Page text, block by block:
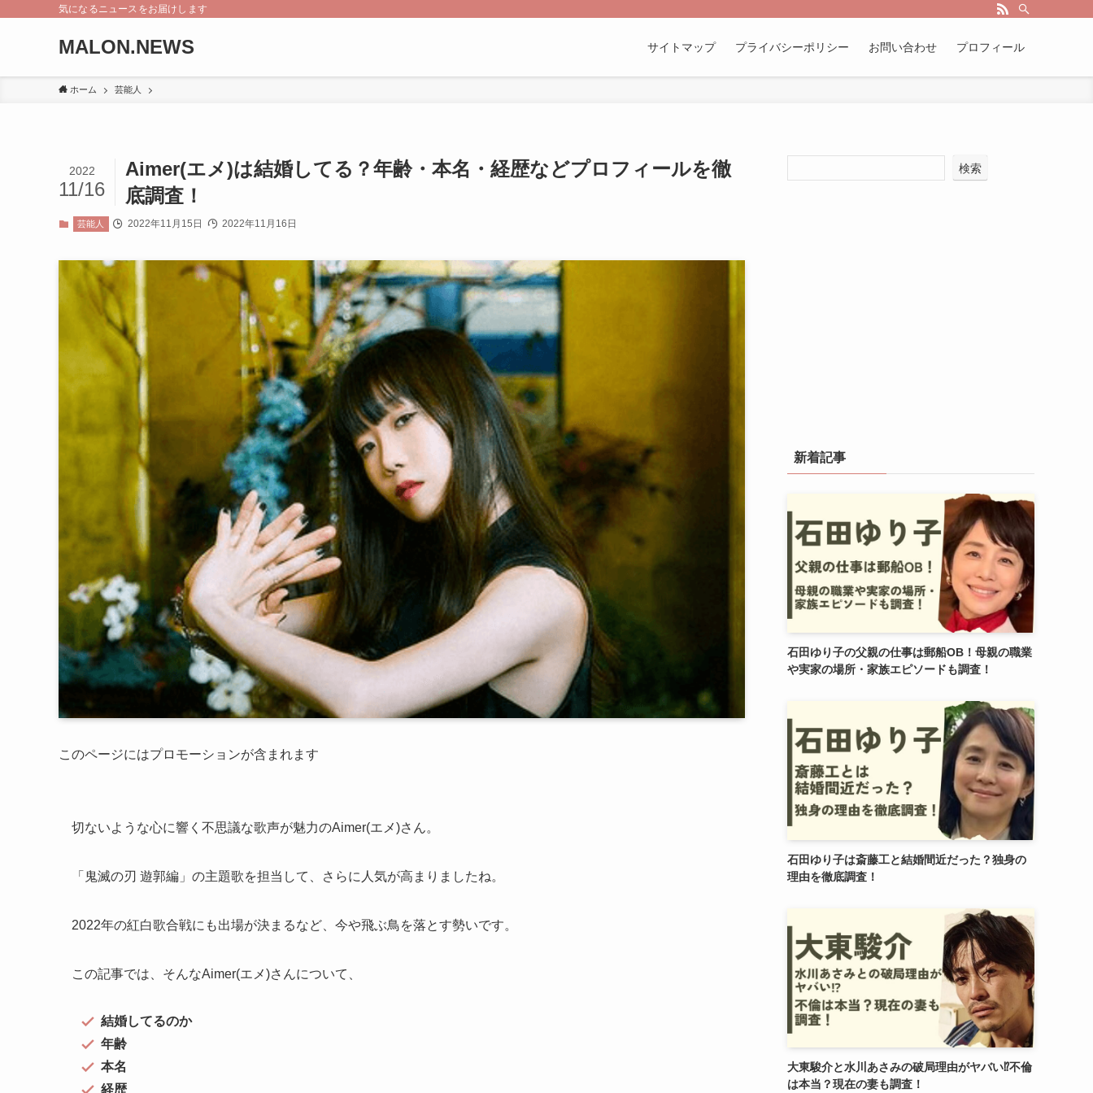
気になるニュースをお届けします
MALON.NEWS サイトマップ プライバシーポリシー お問い合わせ プロフィール
ホーム 芸能人
Aimer(エメ)は結婚してる？年齢・本名・経歴などプロフィールを徹
底調査！
2022
11/16
芸能人 2022年11月15日 2022年11月16日
このページにはプロモーションが含まれます
切ないような心に響く不思議な歌声が魅力のAimer(エメ)さん。
「鬼滅の刃 遊郭編」の主題歌を担当して、さらに人気が高まりましたね。
2022年の紅白歌合戦にも出場が決まるなど、今や飛ぶ鳥を落とす勢いです。
この記事では、そんなAimer(エメ)さんについて、
結婚してるのか
年齢
本名
経歴
検索
新着記事
石田ゆり子の父親の仕事は郵船OB！母親の職業
や実家の場所・家族エピソードも調査！
石田ゆり子は斎藤工と結婚間近だった？独身の
理由を徹底調査！
大東駿介と水川あさみの破局理由がヤバい⁉︎不倫
は本当？現在の妻も調査！